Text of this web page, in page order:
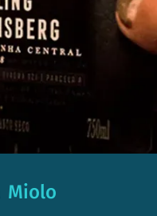
Miolo